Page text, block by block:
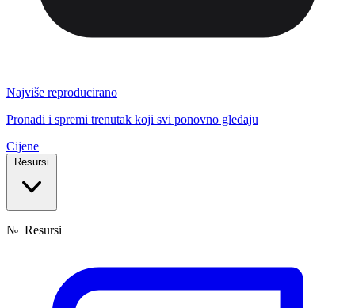
Najviše reproducirano
Pronađi i spremi trenutak koji svi ponovno gledaju
Cijene
Resursi
№ Resursi